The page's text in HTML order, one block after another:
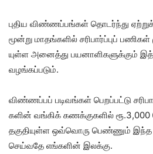
புதிய விண்​ணப்​பங்​கள் தொடர்ந்து
மூன்று மாதங்​களில் சரி​பார்ப்​புப்
யுள்ள அனைத்து பயனாளி​களுக்​கும்
வழங்​கப்​படும்.
விண்​ணப்​பப் படிவங்​கள் பெறப்​பட்டு
களின் வங்​கிக் கணக்​கு​களில் ரூ.3,000
தகுதி​யுள்ள ஒவ்​வொரு பெண்​ணும் இந்த
செய்​வதே எங்​களின் இலக்​கு.